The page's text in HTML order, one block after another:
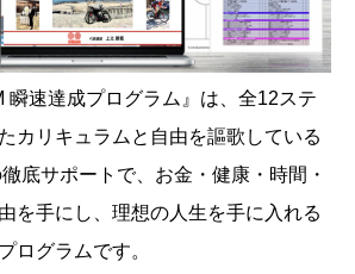
瞬速達成プログラム』は、全12ステ
カリキュラムと自由を謳歌している
底サポートで、お金・健康・時間・
を手にし、理想の人生を手に入れる
ログラムです。